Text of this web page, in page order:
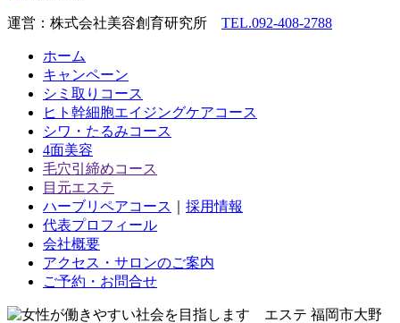
運営：株式会社美容創育研究所 TEL.092-408-2788
ホーム
キャンペーン
シミ取りコース
ヒト幹細胞エイジングケアコース
シワ・たるみコース
4面美容
毛穴引締めコース
目元エステ
ハーブリペアコース
採用情報
代表プロフィール
会社概要
アクセス・サロンのご案内
ご予約・お問合せ